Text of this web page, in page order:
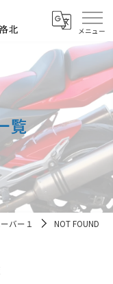
覧
バー１ NOT FOUND